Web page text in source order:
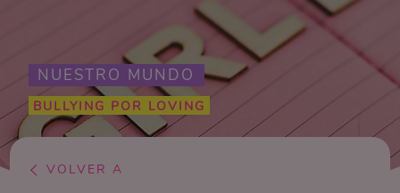
NUESTRO MUNDO
BULLYING POR LOVING
VOLVER A